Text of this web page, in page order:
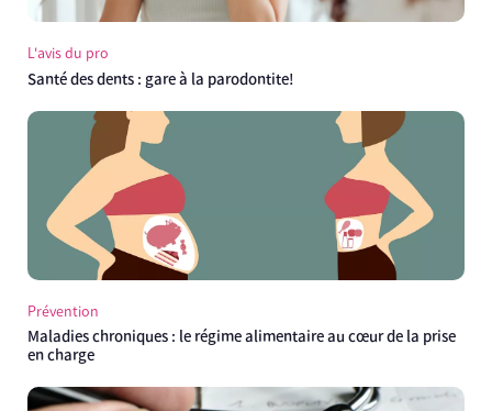
L'avis du pro
Santé des dents : gare à la parodontite!
Prévention
Maladies chroniques : le régime alimentaire au cœur de la prise
en charge